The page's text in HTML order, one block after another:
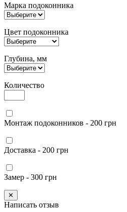
Марка подоконника
Цвет подоконника
Глубина, мм
Количество
Монтаж подоконников - 200 грн
Доставка - 200 грн
Замер - 300 грн
✕
Написать отзыв